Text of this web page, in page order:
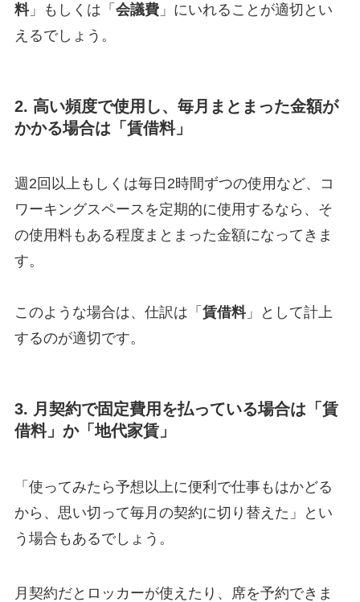
料」もしくは「 会議費」にいれることが適切とい
えるでしょう。
2. 高い頻度で使用し、毎月まとまった金額が
かかる場合は「賃借料」
週2回以上もしくは毎日2時間ずつの使用など、コ
ワーキングスペースを定期的に使用するなら、そ
の使用料もある程度まとまった金額になってきま
す。
このような場合は、仕訳は「 賃借料」として計上
するのが適切です。
3. 月契約で固定費用を払っている場合は「賃
借料」か「地代家賃」
「使ってみたら予想以上に便利で仕事もはかどる
から、思い切って毎月の契約に切り替えた」とい
う場合もあるでしょう。
月契約だとロッカーが使えたり、席を予約できま